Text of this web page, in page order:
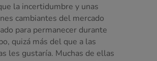
la incertidumbre y unas
cambiantes del mercado
para permanecer durante
quizá más del que a las
les gustaría. Muchas de ellas